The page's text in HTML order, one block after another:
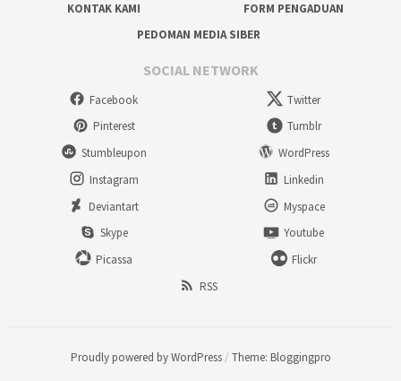
KONTAK KAMI
FORM PENGADUAN
PEDOMAN MEDIA SIBER
SOCIAL NETWORK
Facebook
Twitter
Pinterest
Tumblr
Stumbleupon
WordPress
Instagram
Linkedin
Deviantart
Myspace
Skype
Youtube
Picassa
Flickr
RSS
Proudly powered by WordPress / Theme: Bloggingpro